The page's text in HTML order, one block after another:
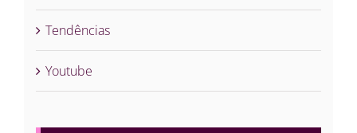
Tendências
Youtube